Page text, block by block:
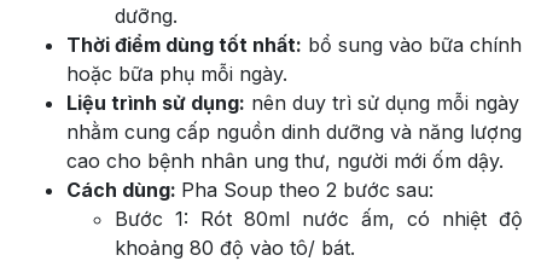
dưỡng.
Thời điểm dùng tốt nhất: bổ sung vào bữa chính
hoặc bữa phụ mỗi ngày.
Liệu trình sử dụng: nên duy trì sử dụng mỗi ngày
nhằm cung cấp nguồn dinh dưỡng và năng lượng
cao cho bệnh nhân ung thư, người mới ốm dậy.
Cách dùng: Pha Soup theo 2 bước sau:
Bước 1: Rót 80ml nước ấm, có nhiệt độ
khoảng 80 độ vào tô/ bát.